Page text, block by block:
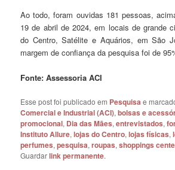
Ao todo, foram ouvidas 181 pessoas,
19 de abril de 2024, em locais de grande
do Centro, Satélite e Aquários, em São
margem de confiança da pesquisa foi de
Fonte: Assessoria ACI
Esse post foi publicado em Pesquisa e
Comercial e Industrial (ACI),bolsas e
promocional, Dia das Mães,entrevistados,
Instituto Allure,lojas do Centro,lojas físicas,
perfumes,pesquisa,roupas,shoppings
Guardarlink permanente.